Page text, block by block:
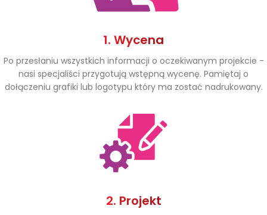
1. Wycena
Po przesłaniu wszystkich informacji o oczekiwanym projekcie -
nasi specjaliści przygotują wstępną wycenę. Pamiętaj o
dołączeniu grafiki lub logotypu który ma zostać nadrukowany.
2. Projekt